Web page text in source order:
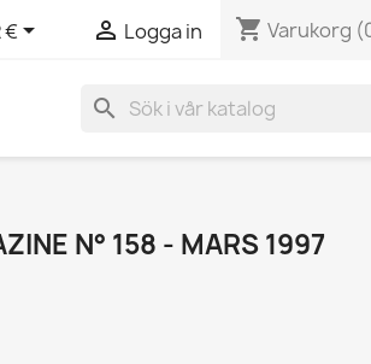
€  Logga in shopping_cart Varukorg
search
N° 158 - MARS 1997